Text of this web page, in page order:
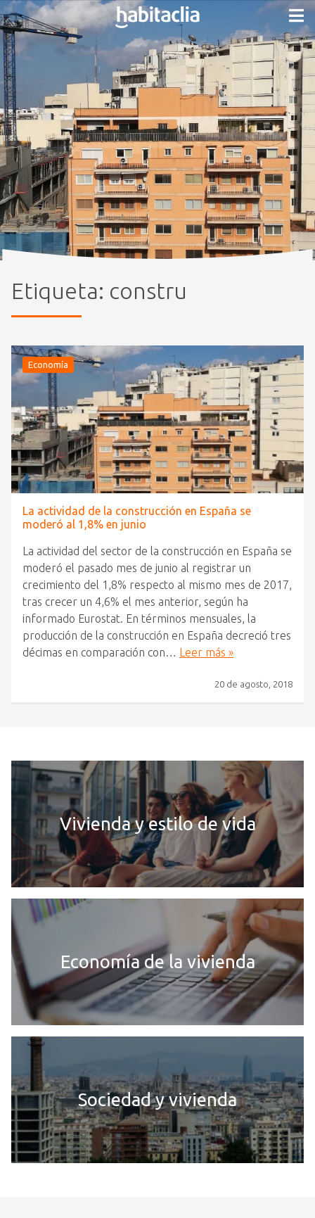
Etiqueta: constru
Economía
La actividad de la construcción en España se
moderó al 1,8% en junio
La actividad del sector de la construcción en España se
moderó el pasado mes de junio al registrar un
crecimiento del 1,8% respecto al mismo mes de 2017,
tras crecer un 4,6% el mes anterior, según ha
informado Eurostat. En términos mensuales, la
producción de la construcción en España decreció tres
décimas en comparación con… Leer más »
20 de agosto, 2018
Vivienda y estilo de vida
Economía de la vivienda
Sociedad y vivienda